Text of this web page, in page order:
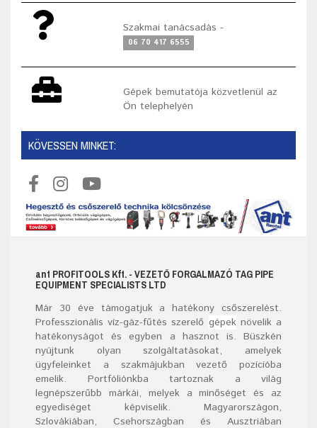
Szakmai tanácsadás -
06 70 417 6555
Gépek bemutatója közvetlenül az
Ön telephelyén
KÖVESSEN MINKET:
ant PROFITOOLS Kft. - VEZETŐ FORGALMAZÓ TAG PIPE
EQUIPMENT SPECIALISTS LTD
Már 30 éve támogatjuk a hatékony csőszerelést.
Professzionális víz-gáz-fűtés szerelő gépeknövelik a
hatékonyságot és egyben a hasznot is. Büszkén
nyújtunk olyan szolgáltatásokat, amelyek
ügyfeleinket a szakmájukban vezető pozícióba
emelik. Portfóliónkba tartoznak a világ
legnépszerűbb márkái, melyek a minőséget és az
egyediséget képviselik. Magyarországon,
Szlovákiában, Csehországban és Ausztriában